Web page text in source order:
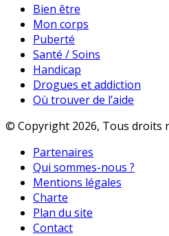
Bien être
Mon corps
Puberté
Santé / Soins
Handicap
Drogues et addiction
Où trouver de l’aide
© Copyright 2026, Tous droits
Partenaires
Qui sommes-nous ?
Mentions légales
Charte
Plan du site
Contact